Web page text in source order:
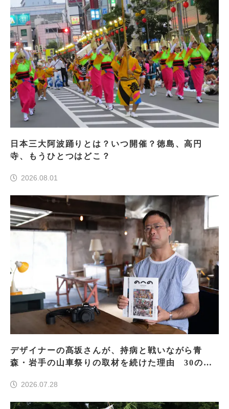
日本三大阿波踊りとは？いつ開催？徳島、高円
寺、もうひとつはどこ？
2026.08.01
デザイナーの髙坂さんが、持病と戦いながら青
森・岩手の山車祭りの取材を続けた理由 30の山
2026.07.28